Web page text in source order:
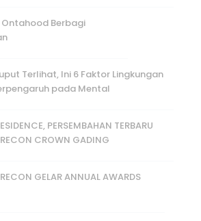
Ontahood Berbagi
Terlihat, Ini 6 Faktor Lingkungan
pada Mental
PERSEMBAHAN TERBARU
CROWN GADING
GELAR ANNUAL AWARDS